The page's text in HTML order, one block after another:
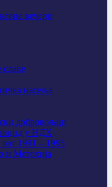
вечери
славе
насеља
добровољци
у НДХ
1991 – 1995
и Метохија